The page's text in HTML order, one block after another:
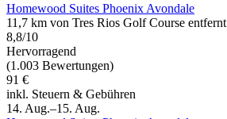
Homewood Suites Phoenix Avondale
11,7 km von Tres Rios Golf Course entfernt
8,8/10
Hervorragend
(1.003 Bewertungen)
91 €
inkl. Steuern & Gebühren
14. Aug.–15. Aug.